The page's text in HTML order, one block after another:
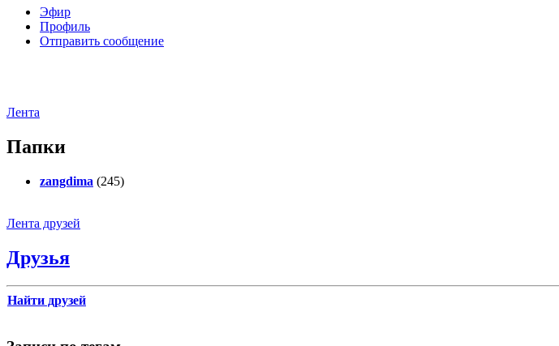
Эфир
Профиль
Отправить сообщение
Лента
Папки
zangdima (245)
Лента друзей
Друзья
Найти друзей